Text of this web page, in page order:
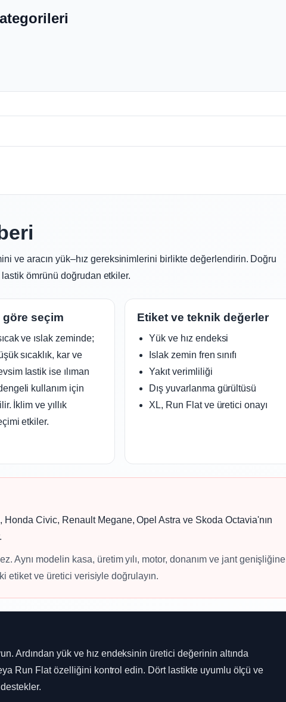
ve aracın yük–hız gereksinimlerini birlikte değerlendirin. Doğru
ömrünü doğrudan etkiler.
göre seçim
ve ıslak zeminde;
sıcaklık, kar ve
lastik ise ılıman
kullanım için
İklim ve yıllık
etkiler.
Etiket ve teknik değerler
Yük ve hız endeksi
Islak zemin fren sınıfı
Yakıt verimliliği
Dış yuvarlanma gürültüsü
XL, Run Flat ve üretici onayı
Civic, Renault Megane, Opel Astra ve Skoda Octavia'nın
Aynı modelin kasa, üretim yılı, motor, donanım ve jant genişliğine
etiket ve üretici verisiyle doğrulayın.
Ardından yük ve hız endeksinin üretici değerinin altında
Run Flat özelliğini kontrol edin. Dört lastikte uyumlu ölçü ve